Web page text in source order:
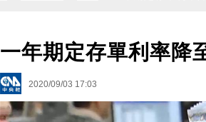
一年期定存單利率降
2020/09/03 17:03